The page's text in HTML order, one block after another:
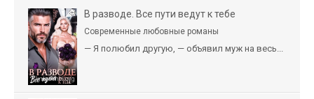
В разводе. Все пути ведут к тебе
Современные любовные романы
— Я полюбил другую, — объявил муж на весь...